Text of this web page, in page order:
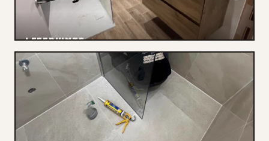
LEEFRUIMTE
Renovatie